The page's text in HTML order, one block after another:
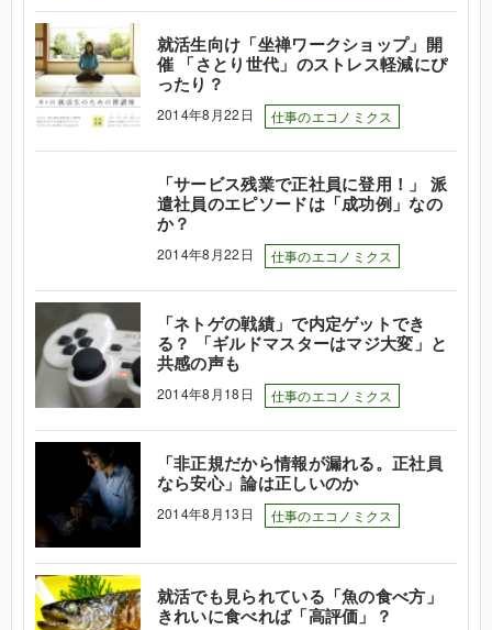
就活生向け「坐禅ワークショップ」開
催 「さとり世代」のストレス軽減にぴ
ったり？
2014年8月22日 仕事のエコノミクス
「サービス残業で正社員に登用！」 派
遣社員のエピソードは「成功例」なの
か？
2014年8月22日 仕事のエコノミクス
「ネトゲの戦績」で内定ゲットでき
る？ 「ギルドマスターはマジ大変」と
共感の声も
2014年8月18日 仕事のエコノミクス
「非正規だから情報が漏れる。正社員
なら安心」論は正しいのか
2014年8月13日 仕事のエコノミクス
就活でも見られている「魚の食べ方」
きれいに食べれば「高評価」？